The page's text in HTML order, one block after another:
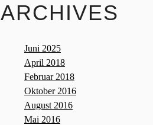
ARCHIVES
Juni 2025
April 2018
Februar 2018
Oktober 2016
August 2016
Mai 2016